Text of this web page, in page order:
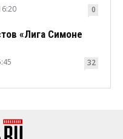
0
«Лига Симоне
32